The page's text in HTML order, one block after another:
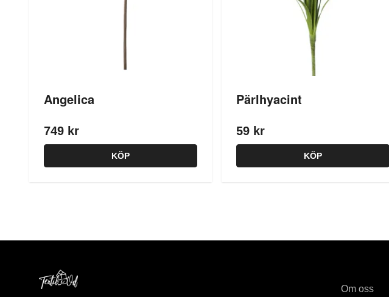
Angelica
749 kr
KÖP
Pärlhyacint
59 kr
KÖP
Om oss